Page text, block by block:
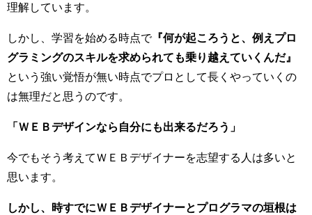
理解しています。
しかし、学習を始める時点で『何が起ころうと、例えプロ
グラミングのスキルを求められても乗り越えていくんだ』
という強い覚悟が無い時点でプロとして長くやっていくの
は無理だと思うのです。
「ＷＥＢデザインなら自分にも出来るだろう」
今でもそう考えてＷＥＢデザイナーを志望する人は多いと
思います。
しかし、時すでにＷＥＢデザイナーとプログラマの垣根は